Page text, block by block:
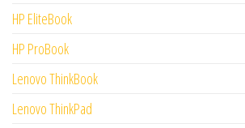
HP EliteBook
HP ProBook
Lenovo ThinkBook
Lenovo ThinkPad